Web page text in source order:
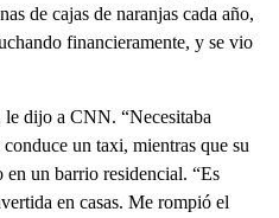
de cajas de naranjas cada año,
financieramente, y se vio
dijo a CNN. “Necesitaba
un taxi, mientras que su
en un barrio residencial. “Es
en casas. Me rompió el